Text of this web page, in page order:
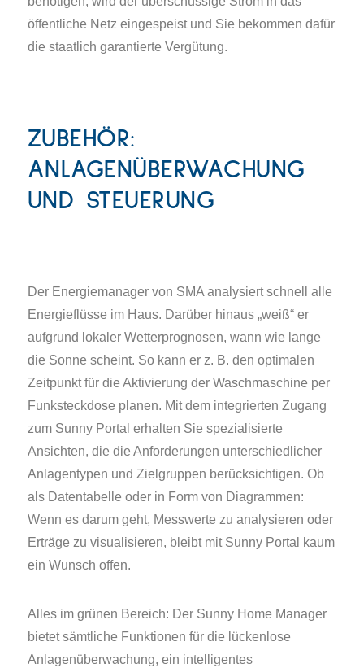
öffentliche Netz eingespeist und Sie bekommen dafür
die staatlich garantierte Vergütung.
ZUBEHÖR:
ANLAGENÜBERWACHUNG
UND STEUERUNG
Der Energiemanager von SMA analysiert schnell alle
Energieflüsse im Haus. Darüber hinaus „weiß“ er
aufgrund lokaler Wetterprognosen, wann wie lange
die Sonne scheint. So kann er z. B. den optimalen
Zeitpunkt für die Aktivierung der Waschmaschine per
Funksteckdose planen. Mit dem integrierten Zugang
zum Sunny Portal erhalten Sie spezialisierte
Ansichten, die die Anforderungen unterschiedlicher
Anlagentypen und Zielgruppen berücksichtigen. Ob
als Datentabelle oder in Form von Diagrammen:
Wenn es darum geht, Messwerte zu analysieren oder
Erträge zu visualisieren, bleibt mit Sunny Portal kaum
ein Wunsch offen.
Alles im grünen Bereich: Der Sunny Home Manager
bietet sämtliche Funktionen für die lückenlose
Anlagenüberwachung, ein intelligentes